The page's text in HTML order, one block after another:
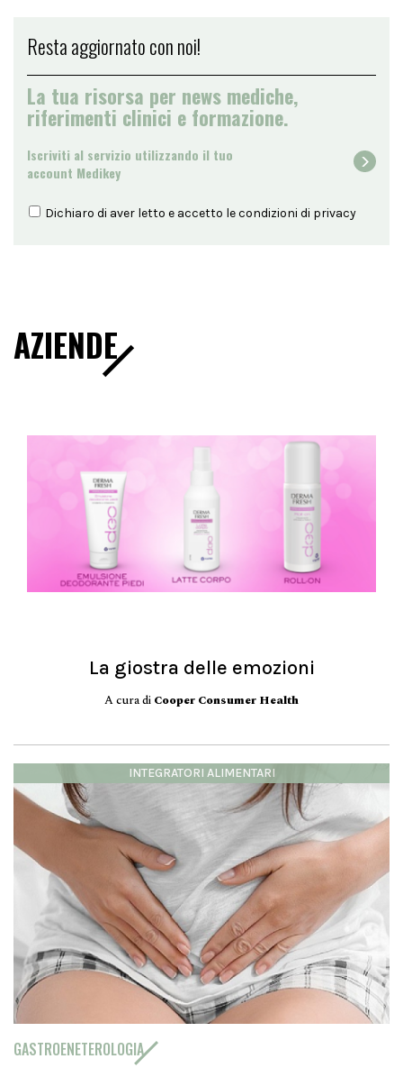
Resta aggiornato con noi!
La tua risorsa per news mediche,
riferimenti clinici e formazione.
Iscriviti al servizio utilizzando il tuo
account Medikey
Dichiaro di aver letto e accetto le condizioni di privacy
AZIENDE
La giostra delle emozioni
A cura di Cooper Consumer Health
INTEGRATORI ALIMENTARI
GASTROENETEROLOGIA